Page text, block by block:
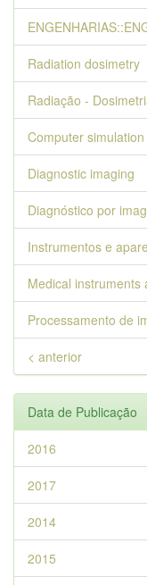
Radiation dosimetry
Radiação -
Computer simulation
Diagnostic imaging
Diagnóstico por
Instrumentos e
Medical instruments
Processamento de
< anterior
Data de Publicação
2016
2017
2014
2015